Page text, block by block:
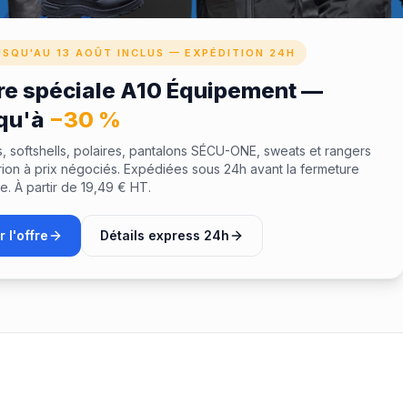
13 AOÛT INCLUS — EXPÉDITION 24H
spéciale A10 Équipement —
−30 %
softshells, polaires, pantalons SÉCU-ONE, sweats et rangers
à prix négociés. Expédiées sous 24h avant la fermeture
À partir de 19,49 € HT.
l'offre Détails express 24h